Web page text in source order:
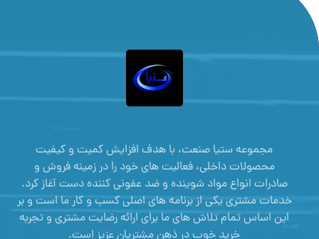
مجموعه ستیا صنعت، با هدف افزایش کمیت و کیفیت
محصولات داخلی، فعالیت های خود را در زمینه فروش و
صادرات انواع مواد شوینده و ضد عفونی کننده دست آغاز کرد.
خدمات مشتری یکی از برنامه های اصلی کسب و کار ما است و بر
این اساس تمام تلاش های ما برای ارائه رضایت مشتری و تجربه
خرید خوب در ذهن مشتریان عزیز است.